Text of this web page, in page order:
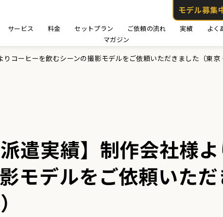
モデル募集
サービス 料金 セットプラン ご依頼の流れ 実績 よく
マガジン
りコーヒーを飲むシーンの撮影モデルをご依頼いただきました（東京
派遣実績】制作会社様
モデルをご依頼いた